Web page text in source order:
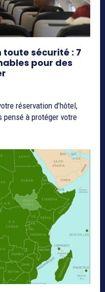
sécurité : 7
pour des
réservation d’hôtel,
à protéger votre